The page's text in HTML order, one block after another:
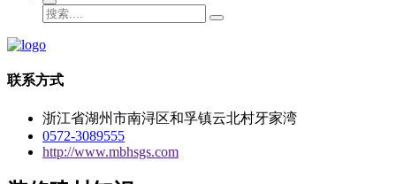
联系方式
浙江省湖州市南浔区和孚镇云北村牙家湾
0572-3089555
http://www.mbhsgs.com